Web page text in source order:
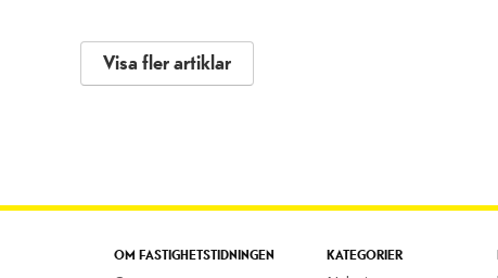
Visa fler artiklar
OM FASTIGHETSTIDNINGEN KATEGORIER